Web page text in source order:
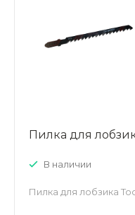
Пилка для
В наличии
Пилка для лобзика